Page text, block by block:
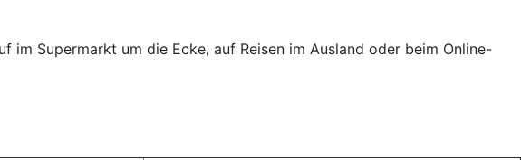
Supermarkt um die Ecke, auf Reisen im Ausland oder beim Online-